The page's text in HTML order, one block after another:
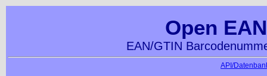
Open
EAN/GTIN
API/